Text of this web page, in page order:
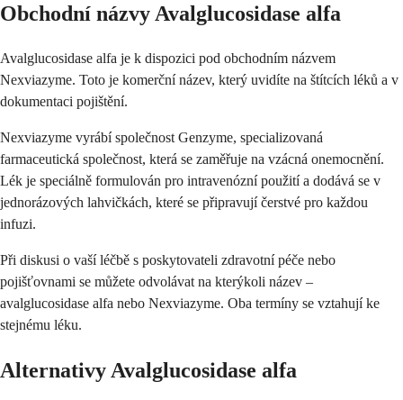
Obchodní názvy Avalglucosidase alfa
Avalglucosidase alfa je k dispozici pod obchodním názvem
Nexviazyme. Toto je komerční název, který uvidíte na štítcích léků a v
dokumentaci pojištění.
Nexviazyme vyrábí společnost Genzyme, specializovaná
farmaceutická společnost, která se zaměřuje na vzácná onemocnění.
Lék je speciálně formulován pro intravenózní použití a dodává se v
jednorázových lahvičkách, které se připravují čerstvé pro každou
infuzi.
Při diskusi o vaší léčbě s poskytovateli zdravotní péče nebo
pojišťovnami se můžete odvolávat na kterýkoli název –
avalglucosidase alfa nebo Nexviazyme. Oba termíny se vztahují ke
stejnému léku.
Alternativy Avalglucosidase alfa